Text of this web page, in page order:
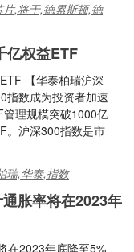
,将于,德累斯顿,德
亿权益ETF
【华泰柏瑞沪深
指数成为投资者加速
理规模突破1000亿
。沪深300指数是市
瑞,华泰,指数
胀率将在2023年
在2023年底降至5%